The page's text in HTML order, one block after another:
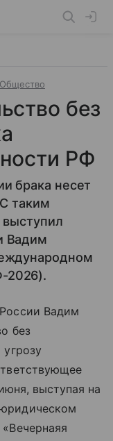
Общество
без
РФ
брака несет
таким
Вадим
2026).
Вадим
без
выступая на
«Вечернаяя